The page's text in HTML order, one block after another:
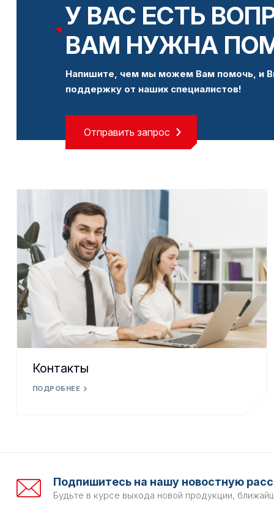
У ВАС ЕСТЬ
ВАМ НУЖНА
Напишите, чем мы можем Вам помочь, и
поддержку от наших специалистов!
Отправить запрос
Контакты
ПОДРОБНЕЕ
Подпишитесь на нашу новостную
Будьте в курсе выхода новой продукции,